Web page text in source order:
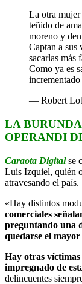
La otra mujer
teñido de
moreno y
Captan a sus
sacarlas más
Como ya es
incrementado
— Robert
LA
OPERANDI
Caraota Digital se
Luis Izquiel, quién
atravesando el país.
«Hay distintos
comerciales
preguntando una
quedarse el
Hay otras
impregnado de
delincuentes